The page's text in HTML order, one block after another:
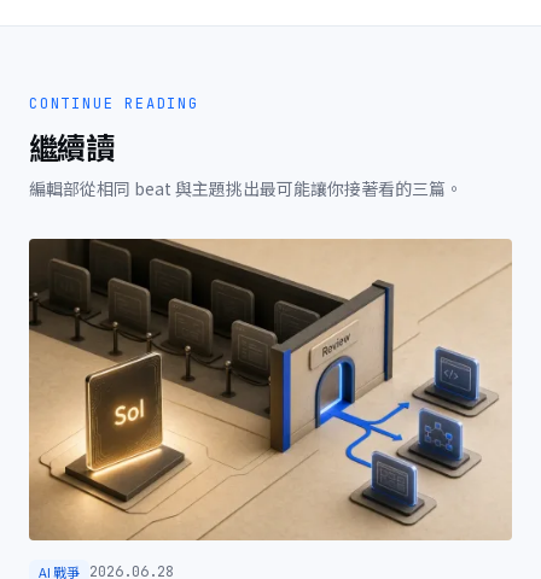
CONTINUE READING
繼續讀
編輯部從相同 beat 與主題挑出最可能讓你接著看的三篇。
AI 戰爭 2026.06.28